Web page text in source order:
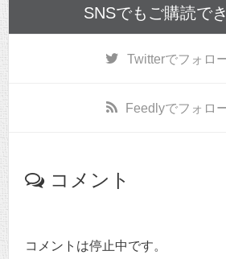
SNSでもご購読で
Twitterでフォロ
Feedlyでフォロ
コメント
コメントは停止中です。